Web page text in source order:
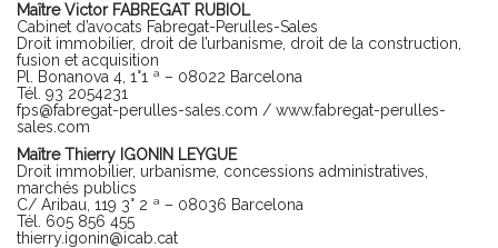
Maître Victor FABREGAT RUBIOL
Cabinet d’avocats Fabregat-Perulles-Sales
Droit immobilier, droit de l’urbanisme, droit de la construction,
fusion et acquisition
Pl. Bonanova 4, 1°1 ª – 08022 Barcelona
Tél. 93 2054231
fps@fabregat-perulles-sales.com / www.fabregat-perulles-
sales.com
Maître Thierry IGONIN LEYGUE
Droit immobilier, urbanisme, concessions administratives,
marchés publics
C/ Aribau, 119 3° 2 ª – 08036 Barcelona
Tél. 605 856 455
thierry.igonin@icab.cat